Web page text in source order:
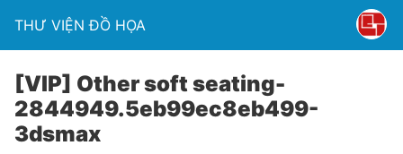
THƯ VIỆN ĐỒ HỌA
[VIP] Other soft seating-
2844949.5eb99ec8eb499-
3dsmax